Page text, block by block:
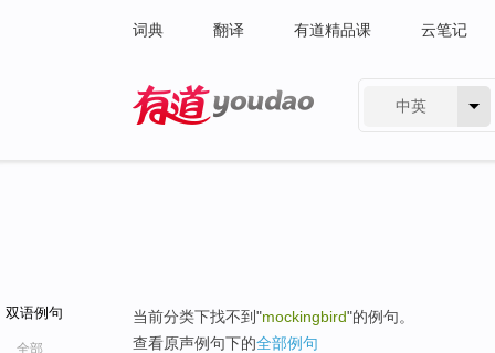
词典 翻译 有道精品课 云笔记
中英
双语例句
全部
当前分类下找不到"mockingbird"的例句。
查看原声例句下的全部例句